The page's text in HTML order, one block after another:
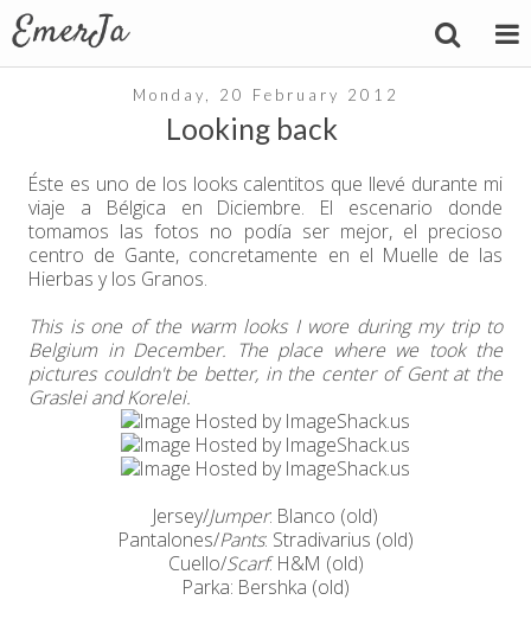
Monday, 20 February 2012
Looking back
Éste es uno de los looks calentitos que llevé durante mi
viaje a Bélgica en Diciembre. El escenario donde
tomamos las fotos no podía ser mejor, el precioso
centro de Gante, concretamente en el Muelle de las
Hierbas y los Granos.
This is one of the warm looks I wore during my trip to
Belgium in December. The place where we took the
pictures couldn't be better, in the center of Gent at the
Graslei and Korelei.
Jersey/Jumper: Blanco (old)
Pantalones/Pants: Stradivarius (old)
Cuello/Scarf: H&M (old)
Parka: Bershka (old)